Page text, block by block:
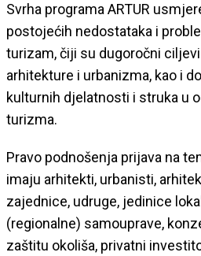
Svrha programa ARTUR
postojećih nedostataka i
turizam, čiji su dugoročni
arhitekture i urbanizma, kao i
kulturnih djelatnosti i struka u
turizma.
Pravo podnošenja prijava na
imaju arhitekti, urbanisti,
zajednice, udruge, jedinice
(regionalne) samouprave,
zaštitu okoliša, privatni